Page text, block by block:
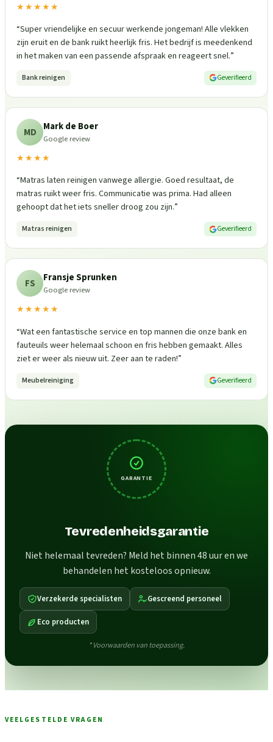
★★★★★
“Super vriendelijke en secuur werkende jongeman! Alle vlekken
zijn eruit en de bank ruikt heerlijk fris. Het bedrijf is meedenkend
in het maken van een passende afspraak en reageert snel.”
Bank reinigen Geverifieerd
MD Mark de Boer
Google review
★★★★
“Matras laten reinigen vanwege allergie. Goed resultaat, de
matras ruikt weer fris. Communicatie was prima. Had alleen
gehoopt dat het iets sneller droog zou zijn.”
Matras reinigen Geverifieerd
FS Fransje Sprunken
Google review
★★★★★
“Wat een fantastische service en top mannen die onze bank en
fauteuils weer helemaal schoon en fris hebben gemaakt. Alles
ziet er weer als nieuw uit. Zeer aan te raden!”
Meubelreiniging Geverifieerd
GARANTIE
Tevredenheidsgarantie
Niet helemaal tevreden? Meld het binnen 48 uur en we
behandelen het kosteloos opnieuw.
Verzekerde specialisten Gescreend personeel
Eco producten
* Voorwaarden van toepassing.
VEELGESTELDE VRAGEN